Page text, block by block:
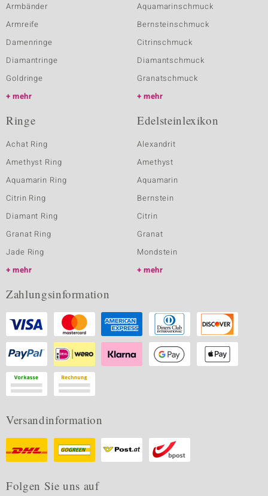
Armbänder
Armreife
Damenringe
Diamantringe
Goldringe
mehr
Aquamarinschmuck
Bernsteinschmuck
Citrinschmuck
Diamantschmuck
Granatschmuck
mehr
Ringe
Achat Ring
Amethyst Ring
Aquamarin Ring
Citrin Ring
Diamant Ring
Granat Ring
Jade Ring
mehr
Edelsteinlexikon
Alexandrit
Amethyst
Aquamarin
Bernstein
Citrin
Granat
Mondstein
mehr
Zahlungsinformation
Versandinformation
Folgen Sie uns auf